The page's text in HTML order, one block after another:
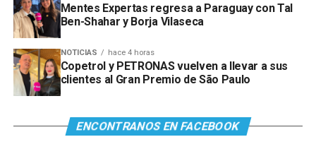
Mentes Expertas regresa a Paraguay con Tal
Ben-Shahar y Borja Vilaseca
NOTICIAS hace 4 horas
Copetrol y PETRONAS vuelven a llevar a sus
clientes al Gran Premio de São Paulo
ENCONTRANOS EN FACEBOOK